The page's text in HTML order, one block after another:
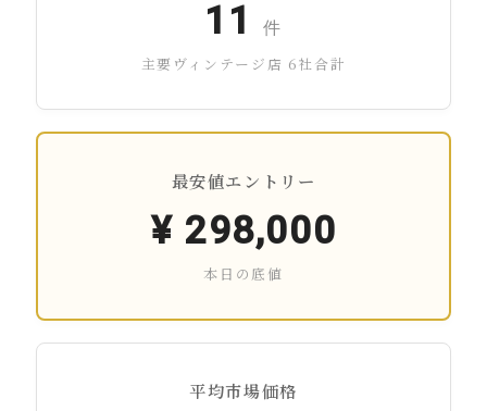
11
件
主要ヴィンテージ店 6社合計
最安値エントリー
¥ 298,000
本日の底値
平均市場価格